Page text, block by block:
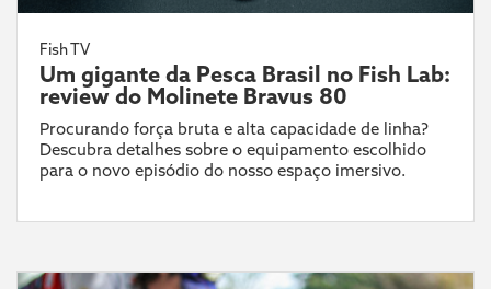
Fish TV
Um gigante da Pesca Brasil no Fish Lab:
review do Molinete Bravus 80
Procurando força bruta e alta capacidade de linha?
Descubra detalhes sobre o equipamento escolhido
para o novo episódio do nosso espaço imersivo.